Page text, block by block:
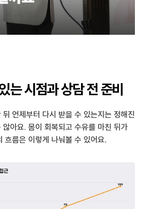
는 시점과 상담 전 준비
언제부터 다시 받을 수 있는지는 정해진
아요. 몸이 회복되고 수유를 마친 뒤가
흐름은 이렇게 나눠볼 수 있어요.